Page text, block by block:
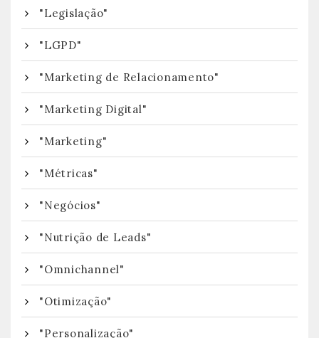
"Legislação"
"LGPD"
"Marketing de Relacionamento"
"Marketing Digital"
"Marketing"
"Métricas"
"Negócios"
"Nutrição de Leads"
"Omnichannel"
"Otimização"
"Personalização"